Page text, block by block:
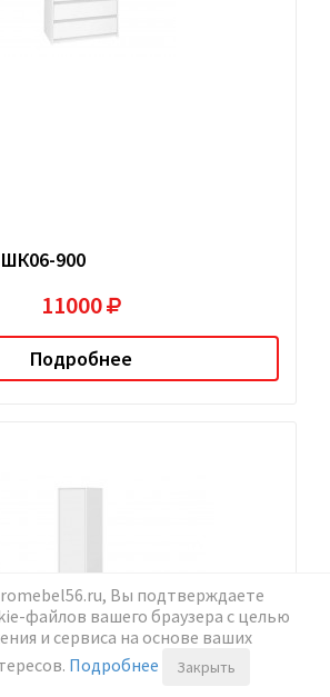
900
11000
Подробнее
Вы подтверждаете
файлов вашего браузера с целью
и сервиса на основе ваших
Подробнее Закрыть